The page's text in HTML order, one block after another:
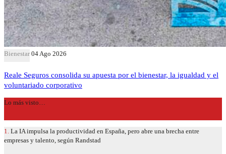
Bienestar 04 Ago 2026
Reale Seguros consolida su apuesta por el bienestar, la igualdad y el
voluntariado corporativo
Lo más visto…
1. La IA impulsa la productividad en España, pero abre una brecha entre
empresas y talento, según Randstad